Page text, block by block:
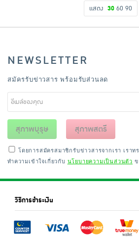
แสดง 30 60 90
NEWSLETTER
สมัครรับข่าวสาร พร้อมรับส่วนลด
สุภาพบุรุษ สุภาพสตรี
โดยการสมัครสมาชิกรับข่าวสารจากเรา เรา
ทำความเข้าใจเกี่ยวกับ นโยบายความเป็นส่วนตัว
วิธีการชำระเงิน